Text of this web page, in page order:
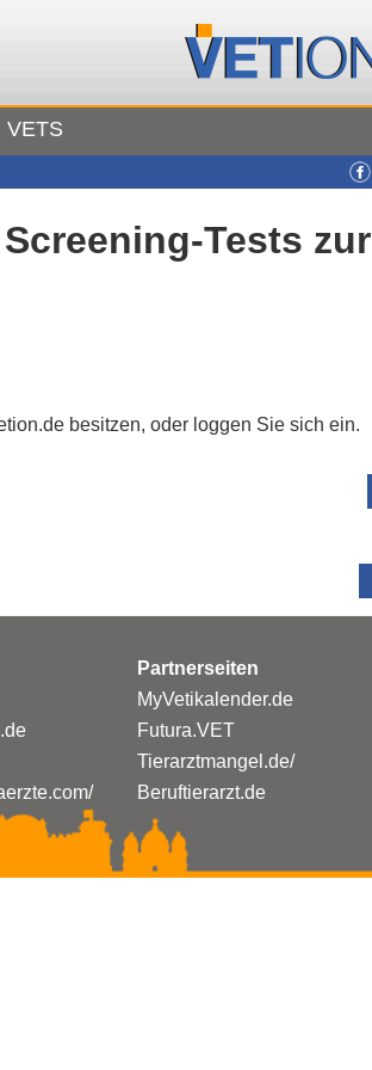
VETS
Tests zur
besitzen, oder loggen Sie sich ein.
Partnerseiten
MyVetikalender.de
Futura.VET
Tierarztmangel.de/
Beruftierarzt.de